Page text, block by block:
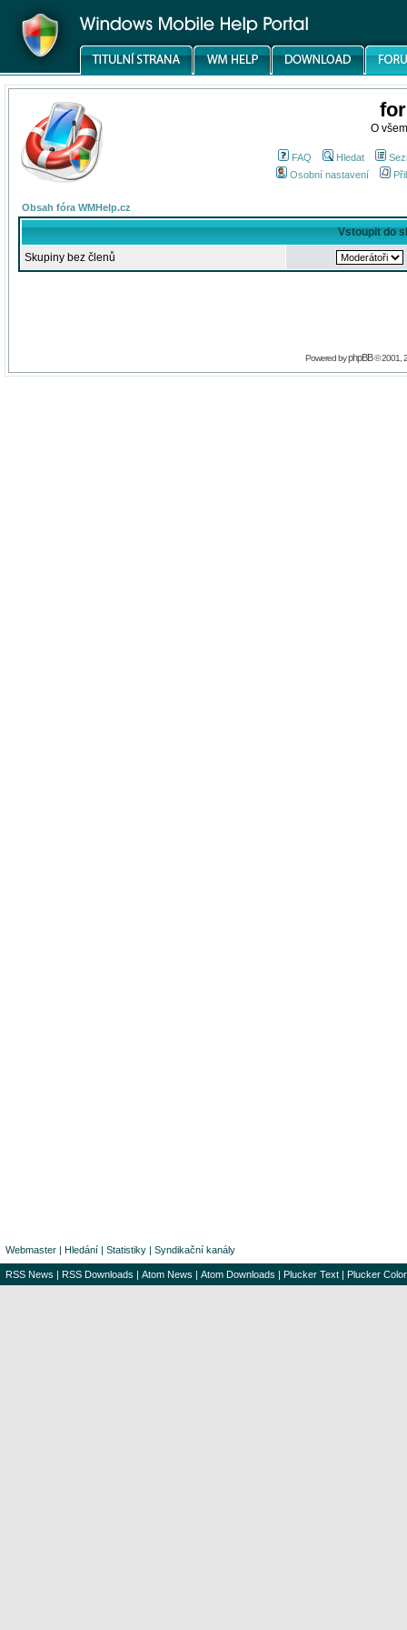
O
FAQ Hledat
Osobní nastavení
Obsah fóra WMHelp.cz
Vstoupit do
Skupiny bez členů
Powered byphpBB© 2001,
Webmaster | Hledání | Statistiky | Syndikační kanály
RSS News | RSS Downloads | Atom News | Atom Downloads | Plucker Text | Plucker Color